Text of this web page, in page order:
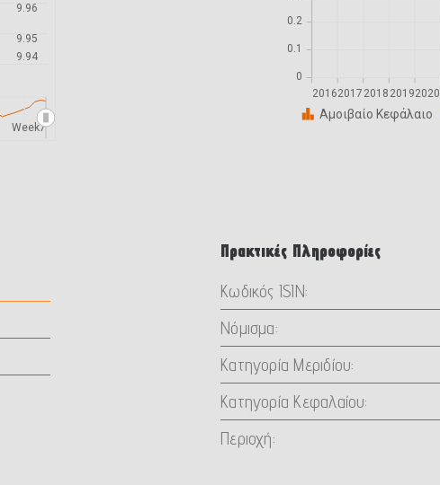
9.94
9.95
9.96
Week7
20162017 2018 20192020
0
0.1
0.2
Αμοιβαίο Κεφάλαιο
Πρακτικές Πληροφορίες
Κωδικός ISIN:
Νόμισμα:
Κατηγορία Μεριδίου:
Κατηγορία Κεφαλαίου:
Περιοχή: